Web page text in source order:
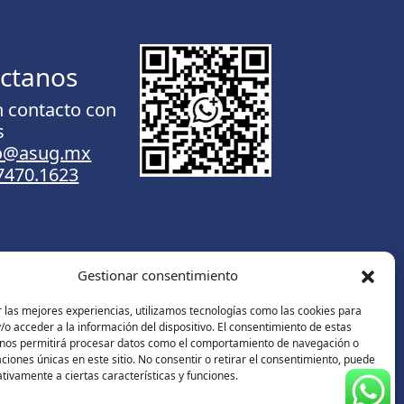
Gestionar consentimiento
las mejores experiencias, utilizamos tecnologías como las cookies para
acceder a la información del dispositivo. El consentimiento de estas
permitirá procesar datos como el comportamiento de navegación o
únicas en este sitio. No consentir o retirar el consentimiento, puede
a ciertas características y funciones.
contacto con
Contáctanos